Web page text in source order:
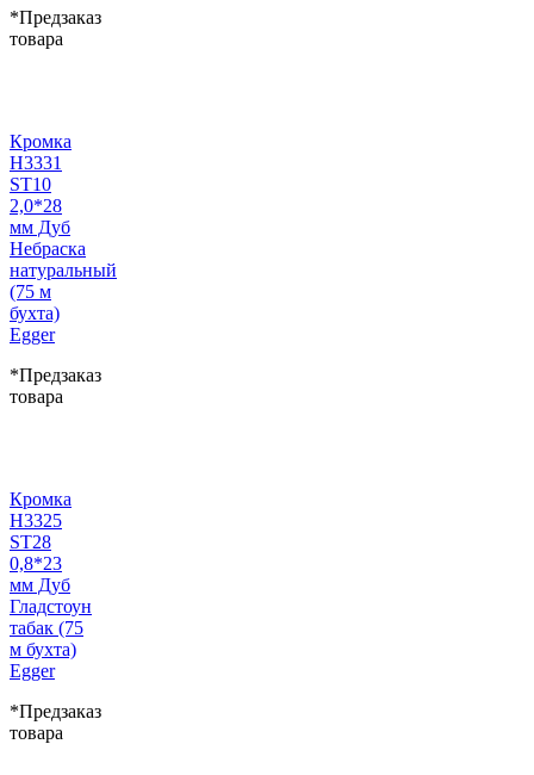
*Предзаказ
товара
Кромка
H3331
ST10
2,0*28
мм Дуб
Небраска
натуральный
(75 м
бухта)
Egger
*Предзаказ
товара
Кромка
H3325
ST28
0,8*23
мм Дуб
Гладстоун
табак (75
м бухта)
Egger
*Предзаказ
товара